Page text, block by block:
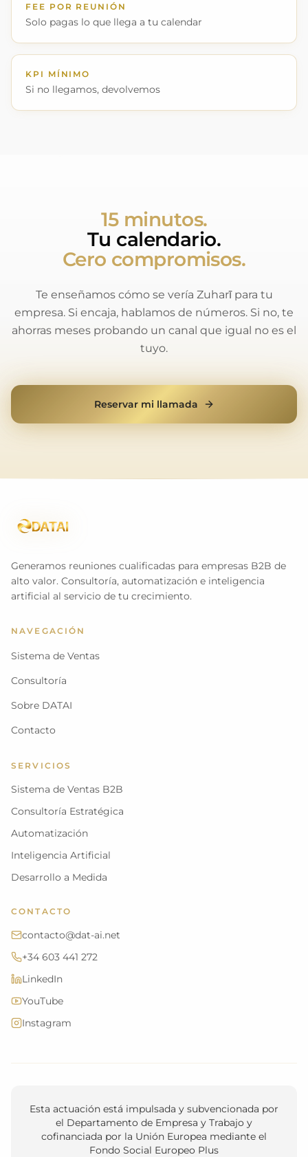
FEE POR REUNIÓN
Solo pagas lo que llega a tu calendar
KPI MÍNIMO
Si no llegamos, devolvemos
15 minutos.
Tu calendario.
Cero compromisos.
Te enseñamos cómo se vería Zuharī para tu
empresa. Si encaja, hablamos de números. Si no, te
ahorras meses probando un canal que igual no es el
tuyo.
Reservar mi llamada
Generamos reuniones cualificadas para empresas B2B de
alto valor. Consultoría, automatización e inteligencia
artificial al servicio de tu crecimiento.
NAVEGACIÓN
Sistema de Ventas
Consultoría
Sobre DATAI
Contacto
SERVICIOS
Sistema de Ventas B2B
Consultoría Estratégica
Automatización
Inteligencia Artificial
Desarrollo a Medida
CONTACTO
contacto@dat-ai.net
+34 603 441 272
LinkedIn
YouTube
Instagram
Esta actuación está impulsada y subvencionada por
el Departamento de Empresa y Trabajo y
cofinanciada por la Unión Europea mediante el
Fondo Social Europeo Plus